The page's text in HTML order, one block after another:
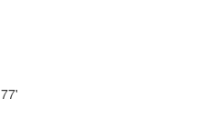
77'